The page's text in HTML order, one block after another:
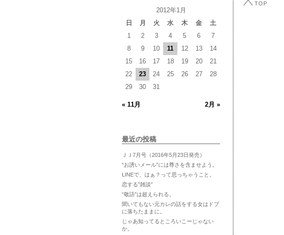
2012年1月
日
月 火 水 木 金 土
« 11月 2月 »
1 2 3 4 5 6
7
8
9 10 11 12 13
14
15
16 17 18 19 20
21
22
23 24 25 26 27
28
29
30 31
最近の投稿
ＪＪ7月号（2016年5月23日発売）
“お誘いメール”には尊さを含ませよう。
LINEで、はぁ？って思っちゃうこと。
恋する”雑談”
“敬語”は超えられる。
聞いてもない元カレの話をする女はドブ
に落ちたままに。
じゃあ知ってるところいこーじゃない
か。
TOP